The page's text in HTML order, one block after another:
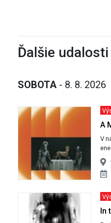
Ďalšie
SOBOTA - 8. 8. 2026
A
V
In